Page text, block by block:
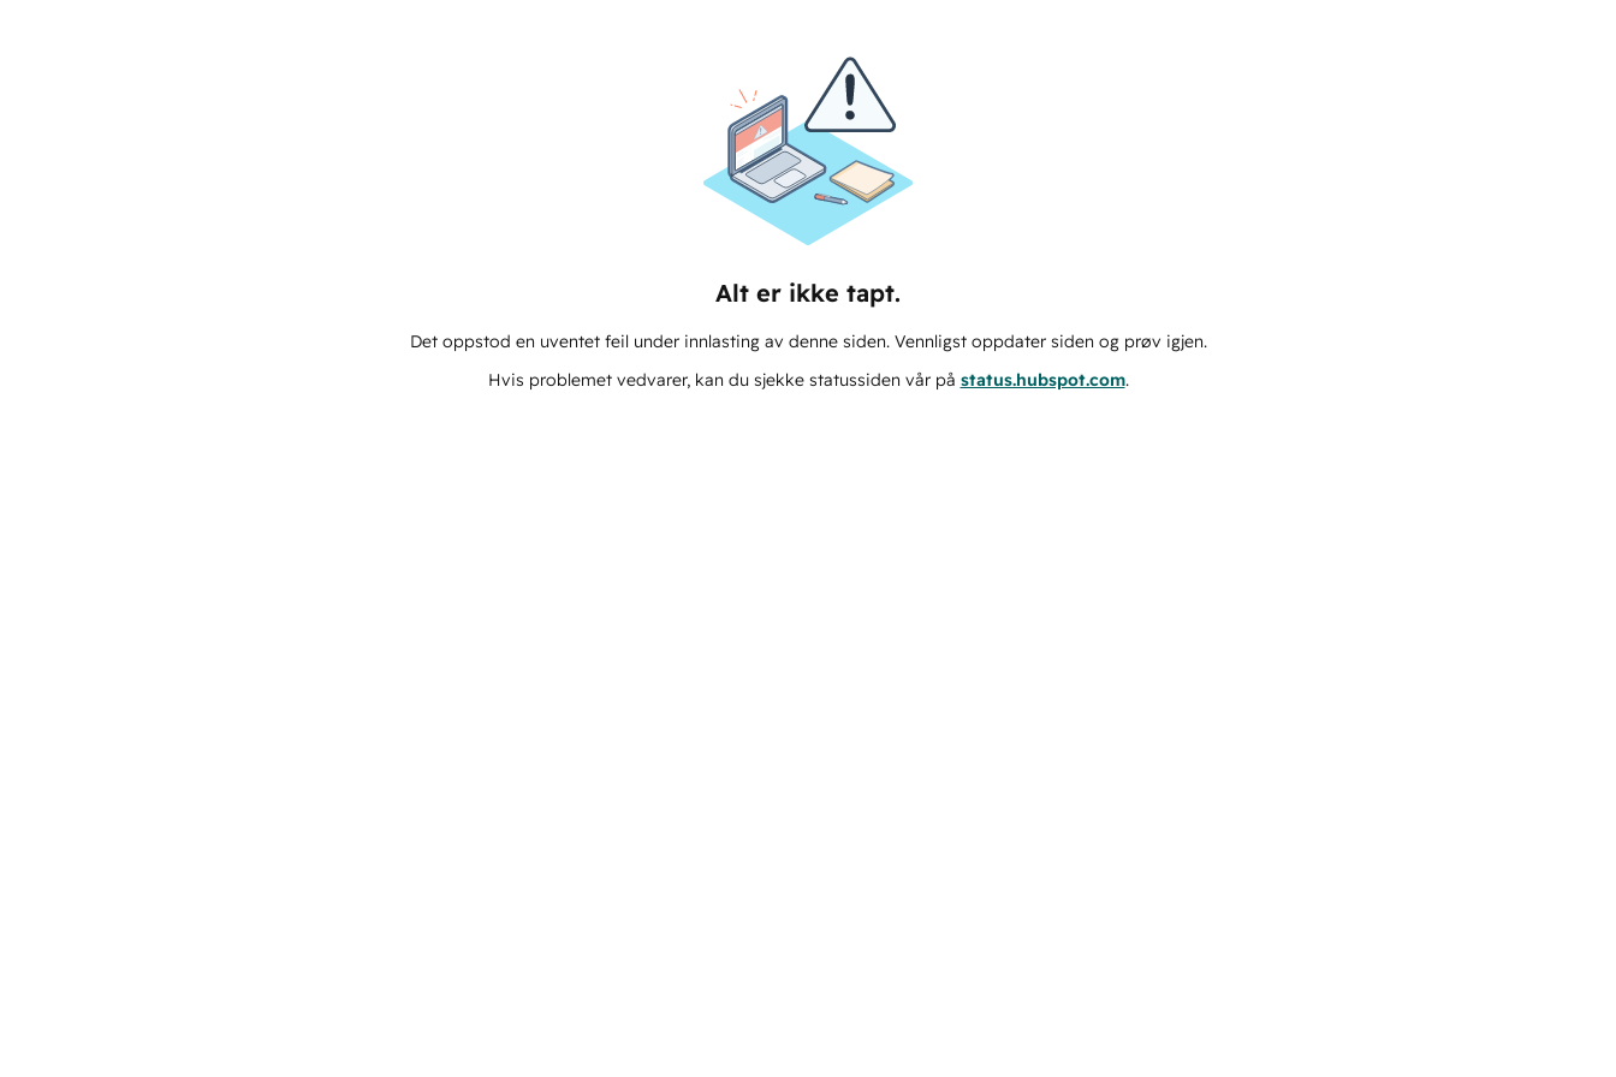
Alt er ikke tapt.
Det oppstod en uventet feil under innlasting av denne siden. Vennligst oppdater siden og prøv igjen.
Hvis problemet vedvarer, kan du sjekke statussiden vår på status.hubspot.com.